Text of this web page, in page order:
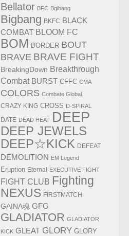
Bellator BFC Bgibang
Bigbang BKFC BLACK
COMBAT BLOOM FC
BOM BORDER BOUT
BRAVE BRAVE FIGHT
BreakingDown Breakthrough
Combat BURST CFFC CMA
COLORS Combate Global
CRAZY KING CROSS D-SPIRAL
DATE DEAD HEAT DEEP
DEEP JEWELS
DEEP☆KICK DEFEAT
DEMOLITION EM Legend
Eruption Eternal EXECUTIVE FIGHT
FIGHT CLUB Fighting
NEXUS FIRSTMATCH
GAINA魂 GFG
GLADIATOR GLADIATOR
KICK GLEAT GLORY GLORY